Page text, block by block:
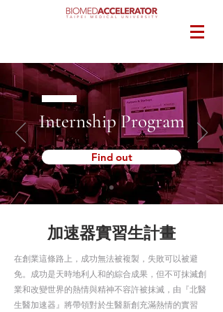
Internship Program
Find out
​加速器實習生計畫
在創業這條路上，成功無法被複製，失敗可以被避
免。成功是天時地利人和的綜合成果，但不可抹滅創
業和改變世界的熱情與精神不容許被抹滅，由『北醫
生醫加速器』將帶領對於生醫新創充滿熱情的實習